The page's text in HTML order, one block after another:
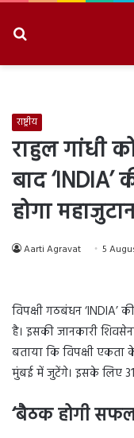
राष्ट्रीय
राहुल गांधी
बाद
होगा
Aarti Agravat 5
विपक्षी गठबंधन
है। इसकी जानकारी
बताया कि विपक्षी
मुंबई में जुटेंगे। इसके लिए
‘बैठक होगी